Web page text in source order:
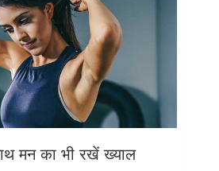
मन का भी रखें ख्याल